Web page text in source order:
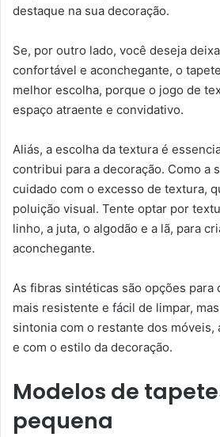
destaque na sua decoração.
Se, por outro lado, você deseja
confortável e aconchegante, o
melhor escolha, porque o jogo de
espaço atraente e convidativo.
Aliás, a escolha da textura é
contribui para a decoração. Como a
cuidado com o excesso de textura,
poluição visual. Tente optar por
linho, a juta, o algodão e a lã, para
aconchegante.
As fibras sintéticas são opções para
mais resistente e fácil de limpar,
sintonia com o restante dos móveis,
e com o estilo da decoração.
Modelos de
pequena